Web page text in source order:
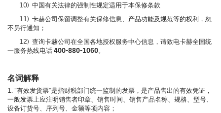
10) 中国有关法律的强制性规定适用于本保修条款
11) 卡赫公司保留调整有关保修信息、产品功能及规范等的权利，恕
不另行通知；
12) 查询卡赫公司在全国各地授权服务中心信息，请致电卡赫全国统
一服务热线电话400-880-1060。
名词解释
1. “有效发货票”是指财税部门统一监制的发票，是产品售出的有效凭证，
一般发票上应注明销售者印章、销售时间、销售产品名称、规格、型号、
设备订货号、序列号、金额等项内容；